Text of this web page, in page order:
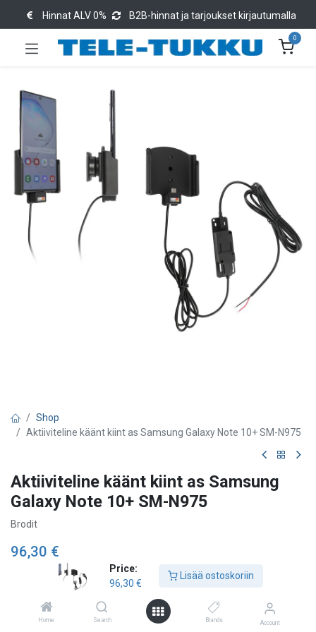
Price:
96,30 €
Lisää ostoskoriin
Home Search Brands Account
Hinnat ALV 0% B2B-hinnat ja tarjoukset kirjautumalla
0
Shop
Aktiiviteline käänt kiint as Samsung Galaxy Note 10+ SM-N975
Aktiiviteline käänt kiint as Samsung
Galaxy Note 10+ SM-N975
Brodit
96,30 €
Lisää ostoskoriin